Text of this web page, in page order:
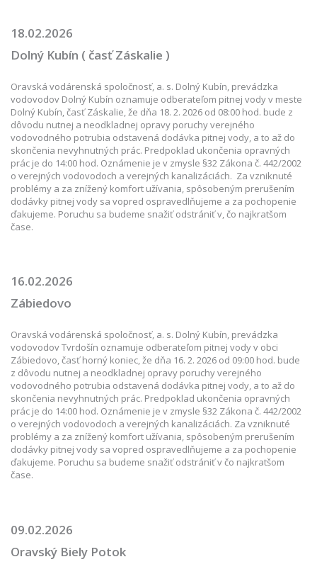
18.02.2026
Dolný Kubín ( časť Záskalie )
Oravská vodárenská spoločnosť, a. s. Dolný Kubín, prevádzka
vodovodov Dolný Kubín oznamuje odberateľom pitnej vody v meste
Dolný Kubín, časť Záskalie, že dňa 18. 2. 2026 od 08:00 hod. bude z
dôvodu nutnej a neodkladnej opravy poruchy verejného
vodovodného potrubia odstavená dodávka pitnej vody, a to až do
skončenia nevyhnutných prác. Predpoklad ukončenia opravných
prác je do 14:00 hod. Oznámenie je v zmysle §32 Zákona č. 442/2002
o verejných vodovodoch a verejných kanalizáciách. Za vzniknuté
problémy a za znížený komfort užívania, spôsobeným prerušením
dodávky pitnej vody sa vopred ospravedlňujeme a za pochopenie
ďakujeme. Poruchu sa budeme snažiť odstrániť v, čo najkratšom
čase.
16.02.2026
Zábiedovo
Oravská vodárenská spoločnosť, a. s. Dolný Kubín, prevádzka
vodovodov Tvrdošín oznamuje odberateľom pitnej vody v obci
Zábiedovo, časť horný koniec, že dňa 16. 2. 2026 od 09:00 hod. bude
z dôvodu nutnej a neodkladnej opravy poruchy verejného
vodovodného potrubia odstavená dodávka pitnej vody, a to až do
skončenia nevyhnutných prác. Predpoklad ukončenia opravných
prác je do 14:00 hod. Oznámenie je v zmysle §32 Zákona č. 442/2002
o verejných vodovodoch a verejných kanalizáciách. Za vzniknuté
problémy a za znížený komfort užívania, spôsobeným prerušením
dodávky pitnej vody sa vopred ospravedlňujeme a za pochopenie
ďakujeme. Poruchu sa budeme snažiť odstrániť v čo najkratšom
čase.
09.02.2026
Oravský Biely Potok